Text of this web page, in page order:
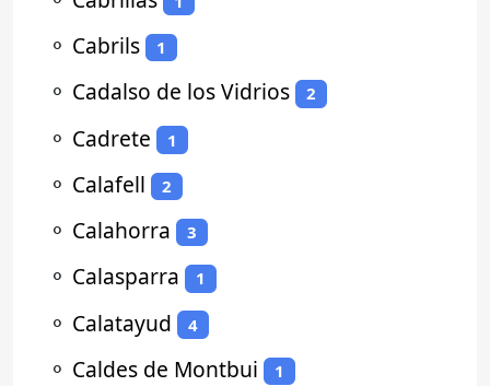
⚬ Cabrils 1
⚬ Cadalso de los Vidrios 2
⚬ Cadrete 1
⚬ Calafell 2
⚬ Calahorra 3
⚬ Calasparra 1
⚬ Calatayud 4
⚬ Caldes de Montbui 1